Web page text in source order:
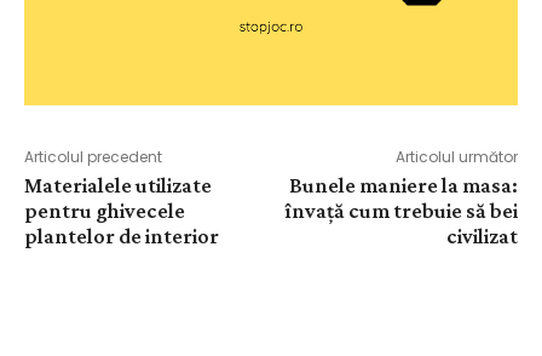
Articolul precedent
Materialele utilizate
pentru ghivecele
plantelor de interior
Articolul următor
Bunele maniere la masa:
învață cum trebuie să bei
civilizat